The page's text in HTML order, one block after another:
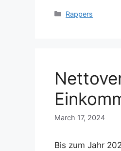
Categories
Rappers
March 17, 2024
Bis zum Jahr